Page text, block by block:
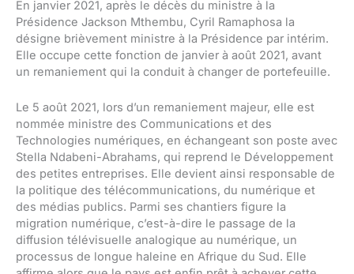
En janvier 2021, après le décès du ministre à la
Présidence Jackson Mthembu, Cyril Ramaphosa la
désigne brièvement ministre à la Présidence par intérim.
Elle occupe cette fonction de janvier à août 2021, avant
un remaniement qui la conduit à changer de portefeuille.
Le 5 août 2021, lors d’un remaniement majeur, elle est
nommée ministre des Communications et des
Technologies numériques, en échangeant son poste avec
Stella Ndabeni-Abrahams, qui reprend le Développement
des petites entreprises. Elle devient ainsi responsable de
la politique des télécommunications, du numérique et
des médias publics. Parmi ses chantiers figure la
migration numérique, c’est-à-dire le passage de la
diffusion télévisuelle analogique au numérique, un
processus de longue haleine en Afrique du Sud. Elle